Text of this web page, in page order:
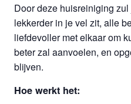
Door deze huisreiniging
lekkerder in je vel zit, alle
liefdevoller met elkaar om
beter zal aanvoelen, en
blijven.
Hoe werkt het: